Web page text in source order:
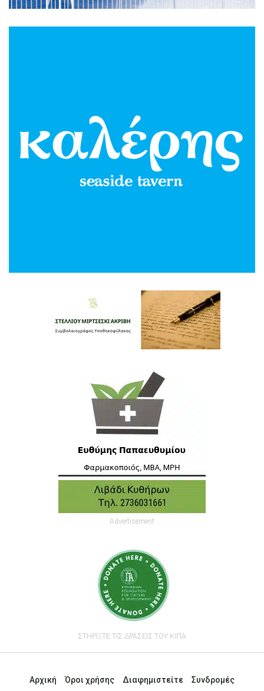
Advertisement
ΣΤΗΡΙΞΤΕ ΤΙΣ ΔΡΑΣΕΙΣ ΤΟΥ ΚΙΠΑ
Αρχική Όροι χρήσης Διαφημιστείτε Συνδρομές